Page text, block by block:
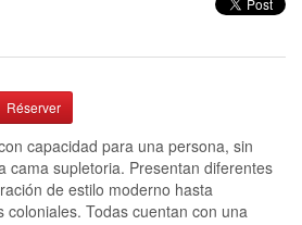
Réserver
capacidad para una persona, sin
cama supletoria. Presentan diferentes
de estilo moderno hasta
coloniales. Todas cuentan con una